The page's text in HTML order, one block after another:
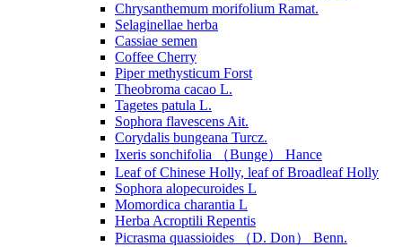
Chrysanthemum morifolium Ramat.
Selaginellae herba
Cassiae semen
Coffee Cherry
Piper methysticum Forst
Theobroma cacao L.
Tagetes patula L.
Sophora flavescens Ait.
Corydalis bungeana Turcz.
Ixeris sonchifolia （Bunge） Hance
Leaf of Chinese Holly, leaf of Broadleaf Holly
Sophora alopecuroides L
Momordica charantia L
Herba Acroptili Repentis
Picrasma quassioides （D. Don） Benn.